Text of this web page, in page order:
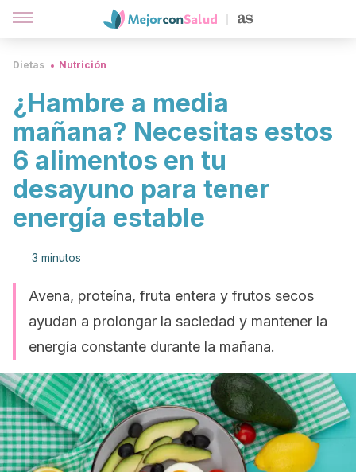
Dietas Nutrición
¿Hambre a media
mañana? Necesitas estos
6 alimentos en tu
desayuno para tener
energía estable
3 minutos
Avena, proteína, fruta entera y frutos secos
ayudan a prolongar la saciedad y mantener la
energía constante durante la mañana.